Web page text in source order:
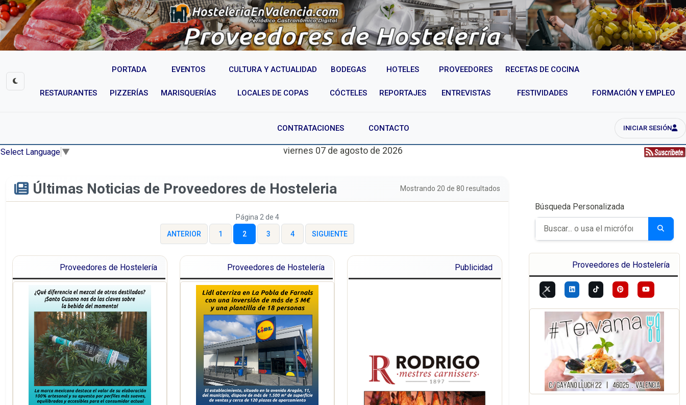
PORTADA EVENTOS CULTURA Y ACTUALIDAD BODEGAS HOTELES PROVEEDORES RECETAS DE COCINA
RESTAURANTES PIZZERÍAS MARISQUERÍAS LOCALES DE COPAS CÓCTELES REPORTAJES ENTREVISTAS FESTIVIDADES FORMACIÓN Y EMPLEO
CONTRATACIONES CONTACTO INICIAR SESIÓN
Select Language ▼ viernes 07 de agosto de 2026
Últimas Noticias de Proveedores de Hosteleria Mostrando 20 de 80 resultados
Página 2 de 4
ANTERIOR 1 2 3 4 SIGUIENTE
Proveedores de Hostelería Proveedores de Hostelería Publicidad
Búsqueda Personalizada
Proveedores de Hostelería
Previous